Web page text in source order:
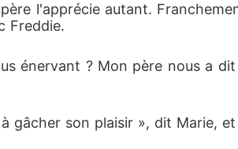
l'apprécie autant.
Freddie.
énervant ? Mon père nous a
gâcher son plaisir », dit Marie,